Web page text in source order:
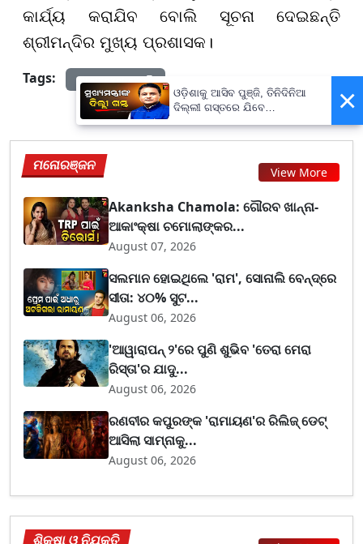
କାର୍ଯ୍ୟ କରାଯିବ ବୋଲି ସୂଚନା ଦେଇଛନ୍ତି
ଶ୍ରୀମନ୍ଦିର ମୁଖ୍ୟ ପ୍ରଶାସକ।
Tags:
prameyanews7
ମନୋରଞ୍ଜନ View More
Akanksha Chamola: ଗୌରବ ଖାନ୍ନା-
ଆକାଂକ୍ଷା ଚମୋଲାଙ୍କର...
August 07, 2026
ସଲମାନ ହୋଇଥିଲେ 'ରାମ', ସୋନାଲି ବେନ୍ଦ୍ରେ
ସୀତା: ୪୦% ସୁଟ...
August 06, 2026
'ଆୱାରାପନ୍ ୨'ରେ ପୁଣି ଶୁଭିବ 'ତେରା ମେରା
ରିସ୍ତା'ର ଯାଦୁ...
August 06, 2026
ରଣବୀର କପୁରଙ୍କ 'ରାମାୟଣ'ର ରିଲିଜ୍ ଡେଟ୍
ଆସିଲା ସାମ୍ନାକୁ...
August 06, 2026
ଶିକ୍ଷା ଓ ନିଯୁକ୍ତି
×
ଓଡ଼ିଶାକୁ ଆସିବ ପୁଞ୍ଜି, ତିନିଦିନିଆ
ଦିଲ୍ଲୀ ଗସ୍ତରେ ଯିବେ
ମୁଖ୍ୟମନ୍ତ୍ରୀ ମୋହନ ମାଝୀ